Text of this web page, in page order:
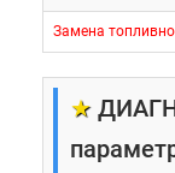
Замена
★